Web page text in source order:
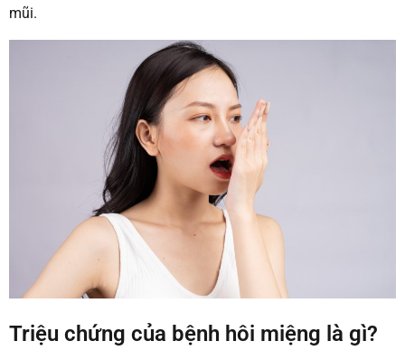
mũi.
Triệu chứng của bệnh hôi miệng là gì?